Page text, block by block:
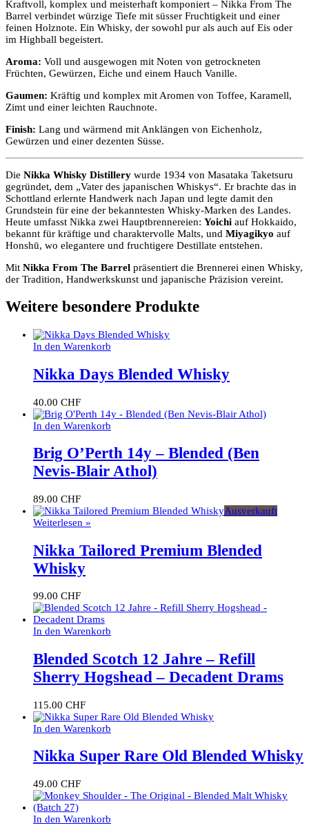
Kraftvoll, komplex und meisterhaft komponiert – Nikka From The
Barrel verbindet würzige Tiefe mit süsser Fruchtigkeit und einer
feinen Holznote. Ein Whisky, der sowohl pur als auch auf Eis oder
im Highball begeistert.
Aroma: Voll und ausgewogen mit Noten von getrockneten
Früchten, Gewürzen, Eiche und einem Hauch Vanille.
Gaumen: Kräftig und komplex mit Aromen von Toffee, Karamell,
Zimt und einer leichten Rauchnote.
Finish: Lang und wärmend mit Anklängen von Eichenholz,
Gewürzen und einer dezenten Süsse.
Die Nikka Whisky Distillery wurde 1934 von Masataka Taketsuru
gegründet, dem „Vater des japanischen Whiskys“. Er brachte das in
Schottland erlernte Handwerk nach Japan und legte damit den
Grundstein für eine der bekanntesten Whisky-Marken des Landes.
Heute umfasst Nikka zwei Hauptbrennereien: Yoichi auf Hokkaido,
bekannt für kräftige und charaktervolle Malts, und Miyagikyo auf
Honshū, wo elegantere und fruchtigere Destillate entstehen.
Mit Nikka From The Barrel präsentiert die Brennerei einen Whisky,
der Tradition, Handwerkskunst und japanische Präzision vereint.
Weitere besondere Produkte
In den Warenkorb
Nikka Days Blended Whisky
40.00 CHF
In den Warenkorb
Brig O’Perth 14y – Blended (Ben
Nevis-Blair Athol)
89.00 CHF
Ausverkauft
Weiterlesen »
Nikka Tailored Premium Blended
Whisky
99.00 CHF
In den Warenkorb
Blended Scotch 12 Jahre – Refill
Sherry Hogshead – Decadent Drams
115.00 CHF
In den Warenkorb
Nikka Super Rare Old Blended Whisky
49.00 CHF
In den Warenkorb